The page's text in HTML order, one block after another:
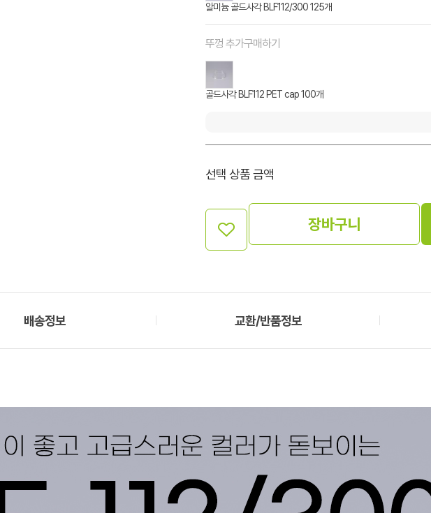
알미늄 골드사각 BLF112/300 125개
뚜껑 추가구매하기
골드사각 BLF112 PET cap 100개
선택 상품 금액
장바구니
배송정보 교환/반품정보